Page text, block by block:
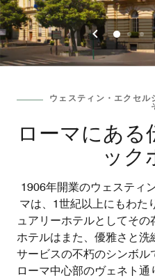
戻る
012
ウェスティン・エクセル
ローマにある
ック
1906年開業のウェスティ
マは、1世紀以上にもわた
ュアリーホテルとしてそ
ホテルはまた、優雅さと
サービスの不朽のシンボル
ローマ中心部のヴェネト